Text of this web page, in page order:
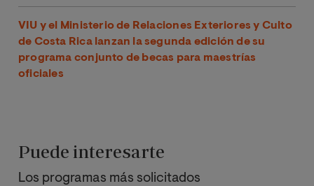
VIU y el Ministerio de Relaciones Exteriores y Culto
de Costa Rica lanzan la segunda edición de su
programa conjunto de becas para maestrías
oficiales
Puede interesarte
Los programas más solicitados